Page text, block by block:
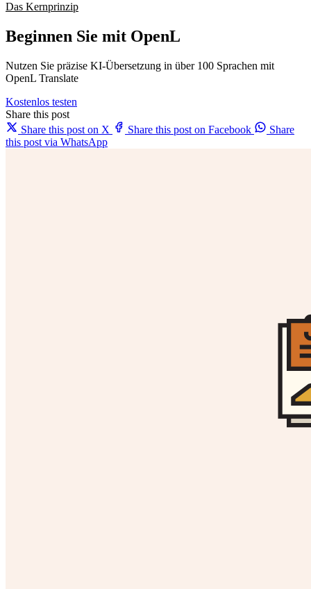
Das Kernprinzip
Beginnen Sie mit OpenL
Nutzen Sie präzise KI-Übersetzung in über 100 Sprachen mit
OpenL Translate
Kostenlos testen
Share this post
Share this post on X
Share this post on Facebook
Share
this post via WhatsApp